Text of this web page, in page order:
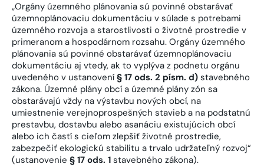
„Orgány územného plánovania sú povinné obstarávať
územnoplánovaciu dokumentáciu v súlade s potrebami
územného rozvoja a starostlivosti o životné prostredie v
primeranom a hospodárnom rozsahu. Orgány územného
plánovania sú povinné obstarávať územnoplánovaciu
dokumentáciu aj vtedy, ak to vyplýva z podnetu orgánu
uvedeného v ustanovení§ 17 ods. 2 písm. d) stavebného
zákona. Územné plány obcí a územné plány zón sa
obstarávajú vždy na výstavbu nových obcí, na
umiestnenie verejnoprospešných stavieb a na podstatnú
prestavbu, dostavbu alebo asanáciu existujúcich obcí
alebo ich častí s cieľom zlepšiť životné prostredie,
zabezpečiť ekologickú stabilitu a trvalo udržateľný rozvoj“
(ustanovenie § 17 ods. 1 stavebného zákona).